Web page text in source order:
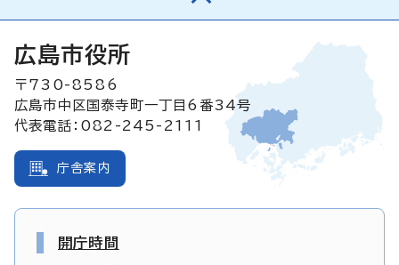
広島市役所
〒730-8586
広島市中区国泰寺町一丁目6番34号
代表電話：082-245-2111
庁舎案内
開庁時間